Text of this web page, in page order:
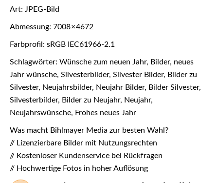
Art: JPEG-Bild
Abmessung: 7008 × 4672
Farbprofil: sRGB IEC61966-2.1
Schlagwörter: Wünsche zum neuen Jahr, Bilder, neues
Jahr wünsche, Silvesterbilder, Silvester Bilder, Bilder zu
Silvester, Neujahrsbilder, Neujahr Bilder, Bilder Silvester,
Silvesterbilder, Bilder zu Neujahr, Neujahr,
Neujahrswünsche, Frohes neues Jahr
Was macht Bihlmayer Media zur besten Wahl?
// Lizenzierbare Bilder mit Nutzungsrechten
// Kostenloser Kundenservice bei Rückfragen
// Hochwertige Fotos in hoher Auflösung